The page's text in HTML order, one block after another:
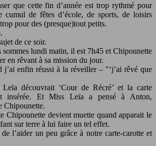
que cette fin d’année est trop rythmé pour
cumul de fêtes d’école, de sports, de loisirs
pour des (presque)tout petits.
de ce soir.
sommes lundi matin, il est 7h45 et Chipounette
en rêvant à sa mission du jour.
j’ai enfin réussi à la réveiller –
‘j’ai rêvé que
Leïa découvrait ‘Cour de Récré’ et la carte
insérée. Et Miss Leïa a pensé à Anton,
Chipounette.
Chipounette devient muette quand apparait le
sur terre à lui faire un tel effet.
l’aider un peu grâce à notre carte-carotte et